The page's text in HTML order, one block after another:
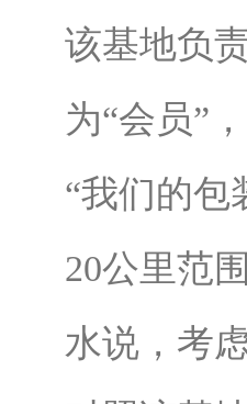
该基地负
为“会员”
“我们的包
20公里范
水说，考